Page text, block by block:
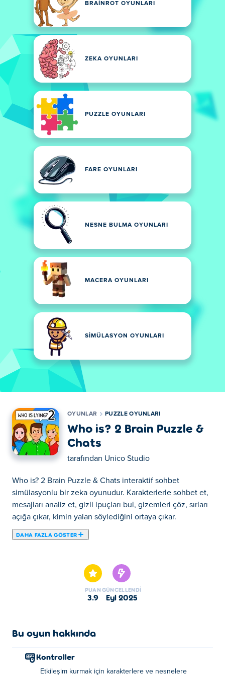
BRAINROT OYUNLARI
ZEKA OYUNLARI
PUZZLE OYUNLARI
FARE OYUNLARI
NESNE BULMA OYUNLARI
MACERA OYUNLARI
SIMÜLASYON OYUNLARI
OYUNLAR PUZZLE OYUNLARI
Who is? 2 Brain Puzzle &
Chats
tarafından Unico Studio
Who is? 2 Brain Puzzle & Chats interaktif sohbet
simülasyonlu bir zeka oyunudur. Karakterlerle sohbet et,
mesajları analiz et, gizli ipuçları bul, gizemleri çöz, sırları
açığa çıkar, kimin yalan söylediğini ortaya çıkar.
DAHA FAZLA GÖSTER
bulmaca oyunudur. Eğlenceli bilmece oyununun devamı
olan Kimdir? , bu sefer Kimdir? 2 yüzden fazla zorlu
senaryo sunuyor. Başarılı olmak için doğru soruları
soruları çözmek için kalıpların dışında düşünmeniz
insanlarla konuşmakta iyi misiniz? Bu senin oyunun!
PUAN
3.9
GÜNCELLENDI
Eyl 2025
Bu oyun hakkında
Kontroller
Etkileşim kurmak için karakterlere ve nesnelere